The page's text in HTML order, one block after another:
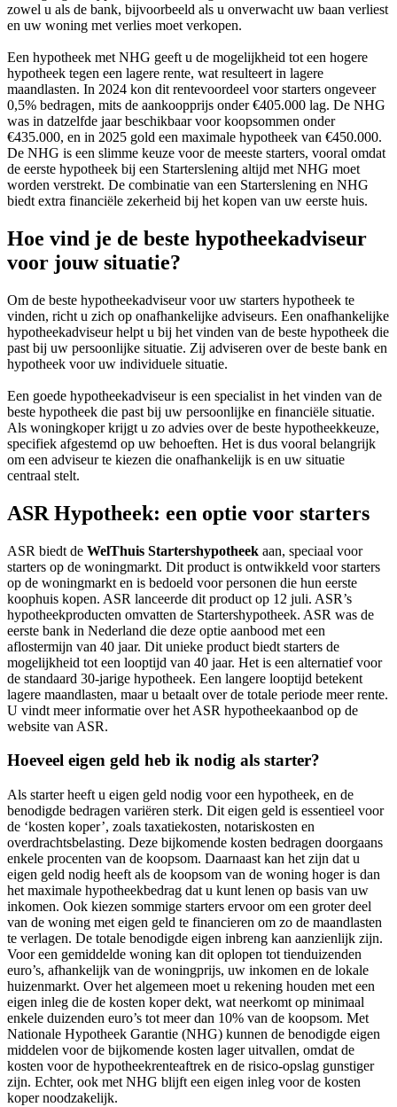
zowel u als de bank, bijvoorbeeld als u onverwacht uw baan verliest
en uw woning met verlies moet verkopen.
Een hypotheek met NHG geeft u de mogelijkheid tot een hogere
hypotheek tegen een lagere rente, wat resulteert in lagere
maandlasten. In 2024 kon dit rentevoordeel voor starters ongeveer
0,5% bedragen, mits de aankoopprijs onder €405.000 lag. De NHG
was in datzelfde jaar beschikbaar voor koopsommen onder
€435.000, en in 2025 gold een maximale hypotheek van €450.000.
De NHG is een slimme keuze voor de meeste starters, vooral omdat
de eerste hypotheek bij een Starterslening altijd met NHG moet
worden verstrekt. De combinatie van een Starterslening en NHG
biedt extra financiële zekerheid bij het kopen van uw eerste huis.
Hoe vind je de beste hypotheekadviseur
voor jouw situatie?
Om de beste hypotheekadviseur voor uw starters hypotheek te
vinden, richt u zich op onafhankelijke adviseurs. Een onafhankelijke
hypotheekadviseur helpt u bij het vinden van de beste hypotheek die
past bij uw persoonlijke situatie. Zij adviseren over de beste bank en
hypotheek voor uw individuele situatie.
Een goede hypotheekadviseur is een specialist in het vinden van de
beste hypotheek die past bij uw persoonlijke en financiële situatie.
Als woningkoper krijgt u zo advies over de beste hypotheekkeuze,
specifiek afgestemd op uw behoeften. Het is dus vooral belangrijk
om een adviseur te kiezen die onafhankelijk is en uw situatie
centraal stelt.
ASR Hypotheek: een optie voor starters
ASR biedt de WelThuis Startershypotheek aan, speciaal voor
starters op de woningmarkt. Dit product is ontwikkeld voor starters
op de woningmarkt en is bedoeld voor personen die hun eerste
koophuis kopen. ASR lanceerde dit product op 12 juli. ASR’s
hypotheekproducten omvatten de Startershypotheek. ASR was de
eerste bank in Nederland die deze optie aanbood met een
aflostermijn van 40 jaar. Dit unieke product biedt starters de
mogelijkheid tot een looptijd van 40 jaar. Het is een alternatief voor
de standaard 30-jarige hypotheek. Een langere looptijd betekent
lagere maandlasten, maar u betaalt over de totale periode meer rente.
U vindt meer informatie over het ASR hypotheekaanbod op de
website van ASR.
Hoeveel eigen geld heb ik nodig als starter?
Als starter heeft u eigen geld nodig voor een hypotheek, en de
benodigde bedragen variëren sterk. Dit eigen geld is essentieel voor
de ‘kosten koper’, zoals taxatiekosten, notariskosten en
overdrachtsbelasting. Deze bijkomende kosten bedragen doorgaans
enkele procenten van de koopsom. Daarnaast kan het zijn dat u
eigen geld nodig heeft als de koopsom van de woning hoger is dan
het maximale hypotheekbedrag dat u kunt lenen op basis van uw
inkomen. Ook kiezen sommige starters ervoor om een groter deel
van de woning met eigen geld te financieren om zo de maandlasten
te verlagen. De totale benodigde eigen inbreng kan aanzienlijk zijn.
Voor een gemiddelde woning kan dit oplopen tot tienduizenden
euro’s, afhankelijk van de woningprijs, uw inkomen en de lokale
huizenmarkt. Over het algemeen moet u rekening houden met een
eigen inleg die de kosten koper dekt, wat neerkomt op minimaal
enkele duizenden euro’s tot meer dan 10% van de koopsom. Met
Nationale Hypotheek Garantie (NHG) kunnen de benodigde eigen
middelen voor de bijkomende kosten lager uitvallen, omdat de
kosten voor de hypotheekrenteaftrek en de risico-opslag gunstiger
zijn. Echter, ook met NHG blijft een eigen inleg voor de kosten
koper noodzakelijk.